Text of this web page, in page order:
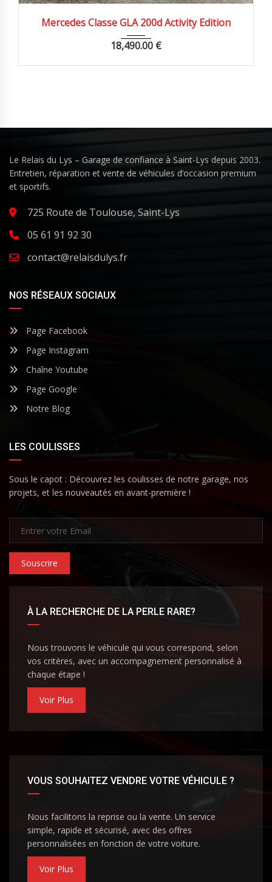
Mercedes Classe GLA 200d Activity Edition
18,490.00 €
Le Relais du Lys – Garage de confiance à Saint-Lys depuis 2003.
Entretien, réparation et vente de véhicules d’occasion premium
et sportifs.
725 Route de Toulouse, Saint-Lys
05 61 91 92 30
contact@relaisdulys.fr
NOS RÉSEAUX SOCIAUX
Page Facebook
Page Instagram
Chaîne Youtube
Page Google
Notre Blog
LES COULISSES
Sous le capot : Découvrez les coulisses de notre garage, nos
projets, et les nouveautés en avant-première !
Souscrire
À LA RECHERCHE DE LA PERLE RARE?
Nous trouvons le véhicule qui vous correspond, selon
vos critères, avec un accompagnement personnalisé à
chaque étape !
Voir Plus
VOUS SOUHAITEZ VENDRE VOTRE VÉHICULE ?
Nous facilitons la reprise ou la vente. Un service
simple, rapide et sécurisé, avec des offres
personnalisées en fonction de votre voiture.
Voir Plus